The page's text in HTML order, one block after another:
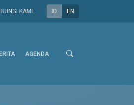
KAMI ID EN
AGENDA